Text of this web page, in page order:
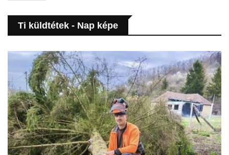
Ti küldtétek - Nap képe